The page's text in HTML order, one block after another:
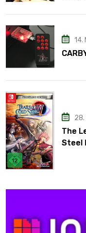
14.
28.
The
Steel